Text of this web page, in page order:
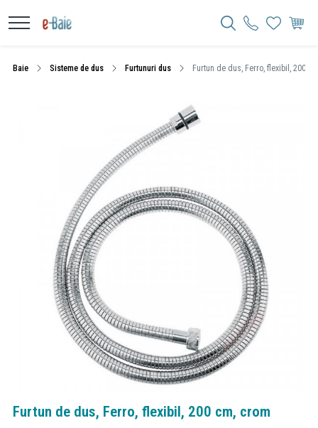
Baie Sisteme de dus Furtunuri dus Furtun de dus, Ferro, flexibil, 200
Furtun de dus, Ferro, flexibil, 200 cm, crom